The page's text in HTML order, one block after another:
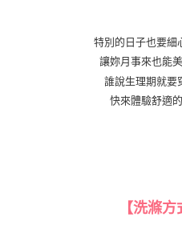
特別的日子也要細
讓妳月事來也能
誰說生理期就要
快來體驗舒適
【洗滌方